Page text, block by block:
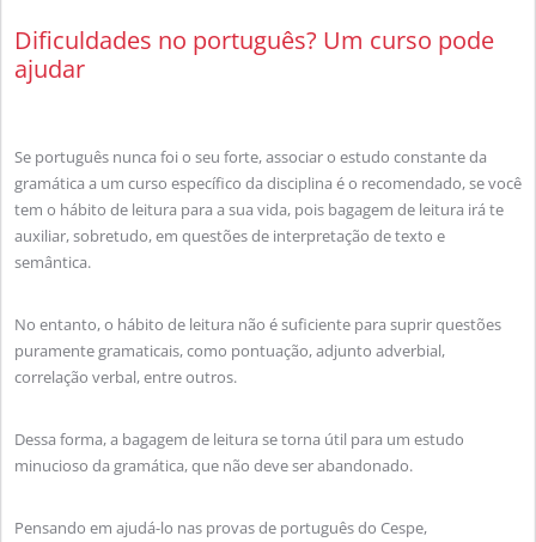
Dificuldades no português? Um curso pode
ajudar
Se português nunca foi o seu forte, associar o estudo constante da
gramática a um curso específico da disciplina é o recomendado, se você
tem o hábito de leitura para a sua vida, pois bagagem de leitura irá te
auxiliar, sobretudo, em questões de interpretação de texto e
semântica.
No entanto, o hábito de leitura não é suficiente para suprir questões
puramente gramaticais, como pontuação, adjunto adverbial,
correlação verbal, entre outros.
Dessa forma, a bagagem de leitura se torna útil para um estudo
minucioso da gramática, que não deve ser abandonado.
Pensando em ajudá-lo nas provas de português do Cespe,